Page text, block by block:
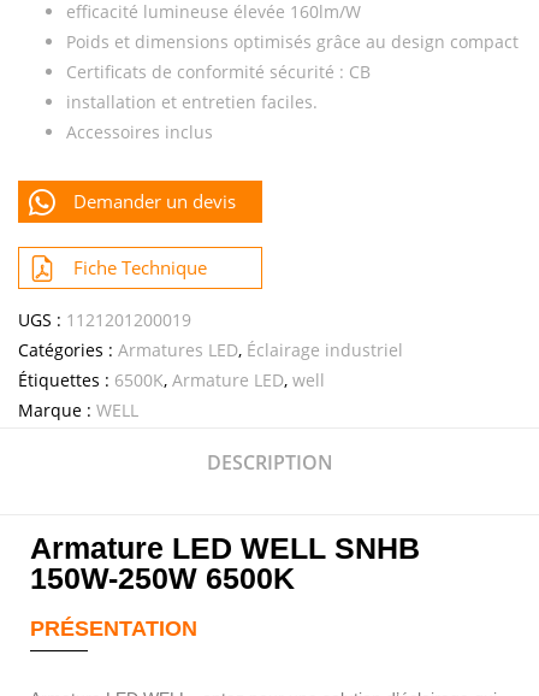
efficacité lumineuse élevée 160lm/W
Poids et dimensions optimisés grâce au design compact
Certificats de conformité sécurité : CB
installation et entretien faciles.
Accessoires inclus
Demander un devis
Fiche Technique
UGS : 1121201200019
Catégories : Armatures LED, Éclairage industriel
Étiquettes : 6500K, Armature LED, well
Marque : WELL
DESCRIPTION
Armature LED WELL SNHB
150W-250W 6500K
PRÉSENTATION